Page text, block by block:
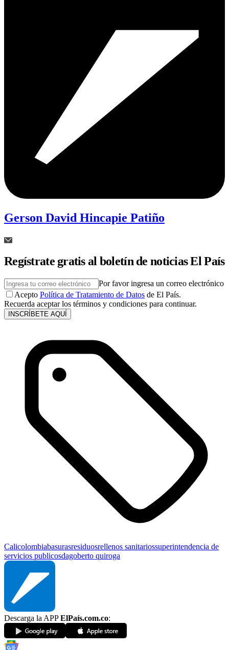
Gerson David Hincapie Patiño
Regístrate gratis al boletín de noticias El País
Por favor ingresa un correo electrónico
Acepto Política de Tratamiento de Datos de El País.
Recuerda aceptar los términos y condiciones para continuar.
INSCRÍBETE AQUÍ
Calicolombiabasurasresiduosrellenos sanitariossuperintendencia de
servicios publicosdagoberto quiroga
Descarga la APPElPaís.com.co: